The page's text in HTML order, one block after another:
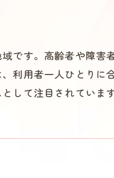
です。高齢者や障害
利用者一人ひとりに
して注目されています